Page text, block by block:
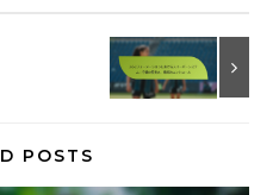
POSTS